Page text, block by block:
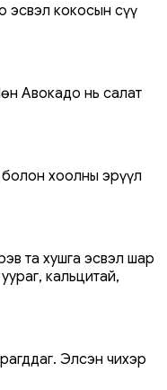
эсвэл кокосын сүү
Авокадо нь салат
болон хоолны эрүүл
та хушга эсвэл шар
кальцитай,
Элсэн чихэр